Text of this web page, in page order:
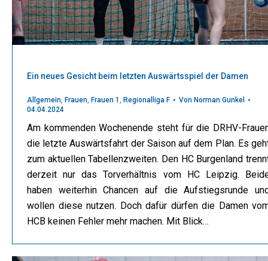
Ein neues Gesicht beim letzten Auswärtsspiel der Damen
Allgemein, Frauen, Frauen 1 , Regionalliga F Von Norman Gunkel
04.04.2024
Am kommenden Wochenende steht für die DRHV-
die letzte Auswärtsfahrt der Saison auf dem Plan. Es
zum aktuellen Tabellenzweiten. Den HC Burgenland
derzeit nur das Torverhältnis vom HC Leipzig.
haben weiterhin Chancen auf die Aufstiegsrunde
wollen diese nutzen. Doch dafür dürfen die Damen
HCB keinen Fehler mehr machen. Mit Blick…